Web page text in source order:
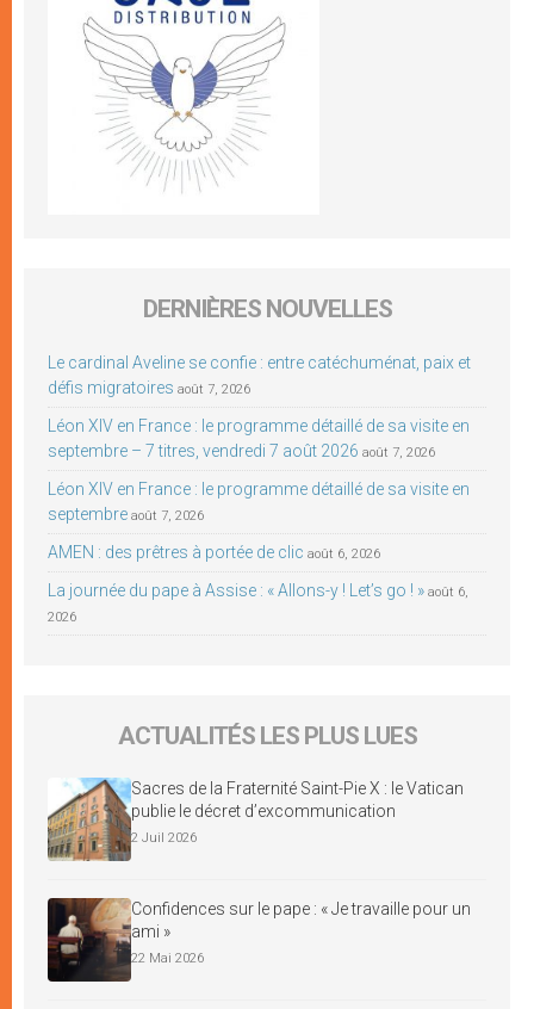
DERNIÈRES NOUVELLES
Le cardinal Aveline se confie : entre catéchuménat, paix et
défis migratoires août 7, 2026
Léon XIV en France : le programme détaillé de sa visite en
septembre – 7 titres, vendredi 7 août 2026 août 7, 2026
Léon XIV en France : le programme détaillé de sa visite en
septembre août 7, 2026
AMEN : des prêtres à portée de clic août 6, 2026
La journée du pape à Assise : « Allons-y ! Let’s go ! » août 6,
2026
ACTUALITÉS LES PLUS LUES
Sacres de la Fraternité Saint-Pie X : le Vatican
publie le décret d’excommunication
2 Juil 2026
Confidences sur le pape : « Je travaille pour un
ami »
22 Mai 2026